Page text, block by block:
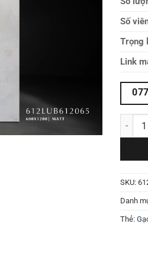
Số
Trọng
Link
Gạch
SKU:
Danh
Thẻ: